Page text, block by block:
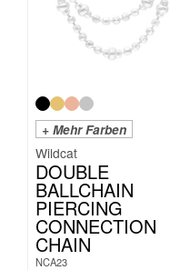
+ Mehr Farben
Wildcat
DOUBLE
BALLCHAIN
PIERCING
CONNECTION
CHAIN
NCA23